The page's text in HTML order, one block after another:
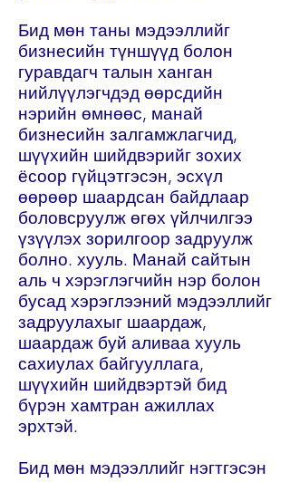
Бид мөн таны мэдээллийг
бизнесийн түншүүд болон
гуравдагч талын ханган
нийлүүлэгчдэд өөрсдийн
нэрийн өмнөөс, манай
бизнесийн залгамжлагчид,
шүүхийн шийдвэрийг зохих
ёсоор гүйцэтгэсэн, эсхүл
өөрөөр шаардсан байдлаар
боловсруулж өгөх үйлчилгээ
үзүүлэх зорилгоор задруулж
болно. хууль. Манай сайтын
аль ч хэрэглэгчийн нэр болон
бусад хэрэглээний мэдээллийг
задруулахыг шаардаж,
шаардаж буй аливаа хууль
сахиулах байгууллага,
шүүхийн шийдвэртэй бид
бүрэн хамтран ажиллах
эрхтэй.
Бид мөн мэдээллийг нэгтгэсэн